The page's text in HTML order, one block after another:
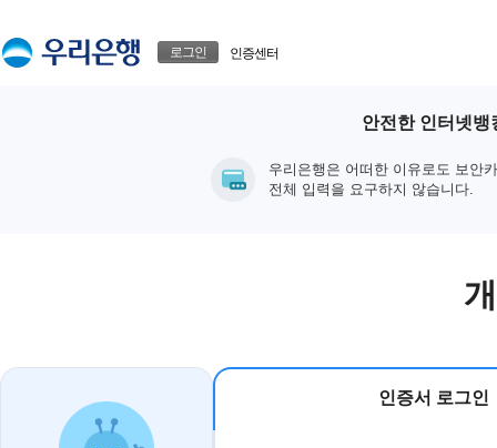
로그인 인증센터
안전한 인터넷뱅
우리은행은 어떠한 이유로도 보안
전체 입력을 요구하지 않습니다.
인증서 로그인